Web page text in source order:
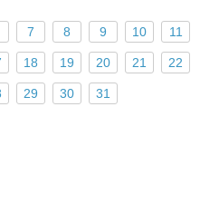
7 8 9 10 11
18 19 20 21 22
29 30 31